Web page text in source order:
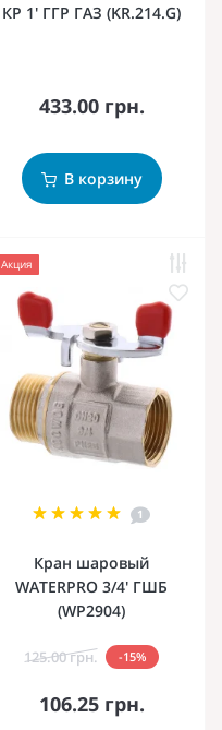
КР 1' ГГР ГАЗ (KR.214.G)
433.00 грн.
В корзину
Акция
1
Кран шаровый
WATERPRO 3/4' ГШБ
(WP2904)
125.00 грн. -15%
106.25 грн.